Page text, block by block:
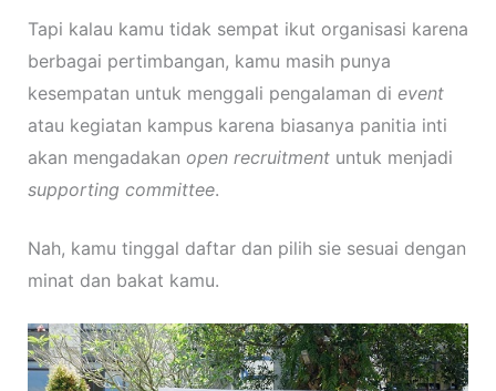
Tapi kalau kamu tidak sempat ikut organisasi karena
berbagai pertimbangan, kamu masih punya
kesempatan untuk menggali pengalaman di event
atau kegiatan kampus karena biasanya panitia inti
akan mengadakan open recruitmentuntuk menjadi
supporting committee.
Nah, kamu tinggal daftar dan pilih sie sesuai dengan
minat dan bakat kamu.